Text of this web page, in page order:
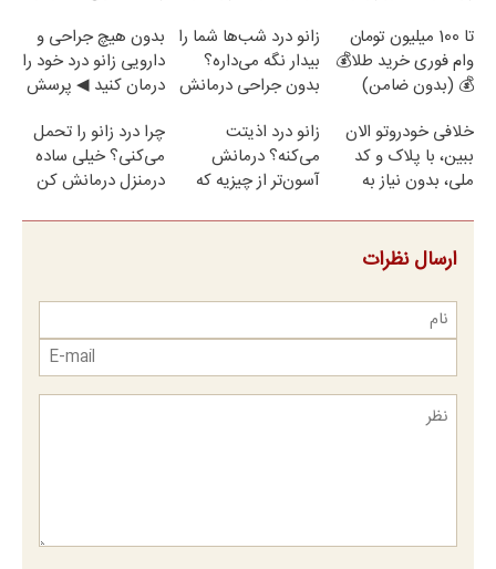
تا 100 میلیون تومان
وام فوری خرید طلا💰
💰 (بدون ضامن)
زانو درد شب‌ها شما را
بیدار نگه می‌داره؟
بدون جراحی درمانش
بدون هیچ جراحی و
دارویی زانو درد خود را
درمان کنید ◀ پرسش
خلافی خودروتو الان
ببین، با پلاک و کد
ملی، بدون نیاز به
زانو درد اذیتت
می‌کنه؟ درمانش
آسون‌تر از چیزیه که
می‌کنی✅پرسشنامه
چرا درد زانو را تحمل
می‌کنی؟ خیلی ساده
درمنزل درمانش کن
ارسال نظرات